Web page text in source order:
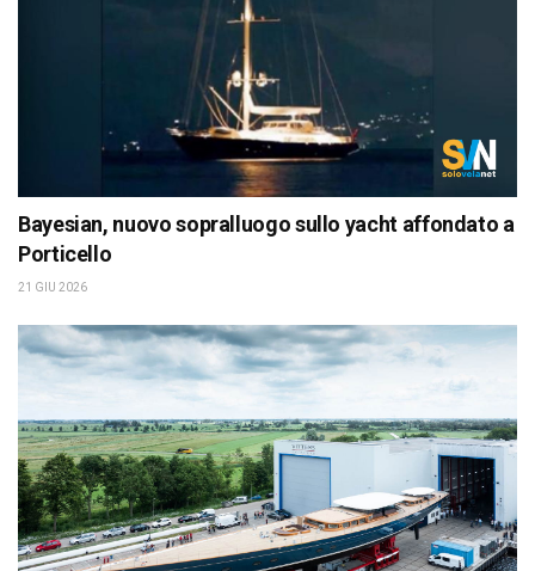
Bayesian, nuovo sopralluogo sullo yacht affondato a
Porticello
21 GIU 2026